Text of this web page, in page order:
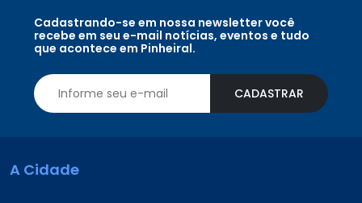
Cadastrando-se em nossa newsletter você
recebe em seu e-mail notícias, eventos e tudo
que acontece em Pinheiral.
CADASTRAR
A Cidade